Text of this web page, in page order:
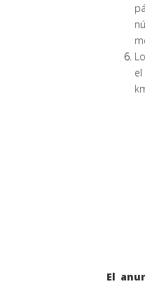
El